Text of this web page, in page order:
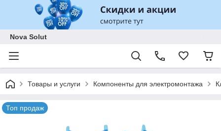
Nova Solut
Товары и услуги Компоненты для электромонтажа
Топ продаж